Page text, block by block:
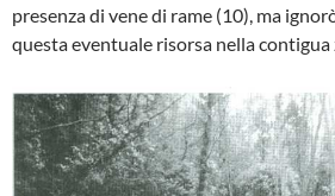
presenza di vene di rame (10), ma
questa eventuale ri­sorsa nella